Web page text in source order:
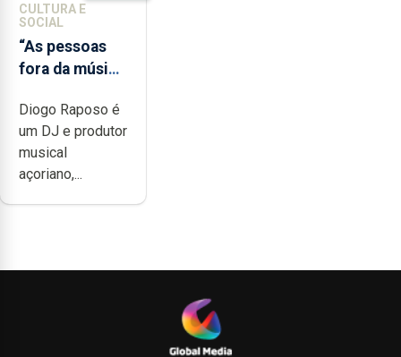
CULTURA E
SOCIAL
“As pessoas
fora da música
noção do quão
difícil é
produzir uma
música”
Diogo Raposo é
um DJ e produtor
musical
açoriano,...